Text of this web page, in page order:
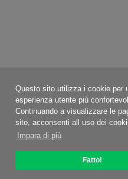
Questo sito utilizza i cookie per
esperienza utente più
Continuando a visualizzare le
sito, acconsenti all uso dei
Impara di più
Fatto!